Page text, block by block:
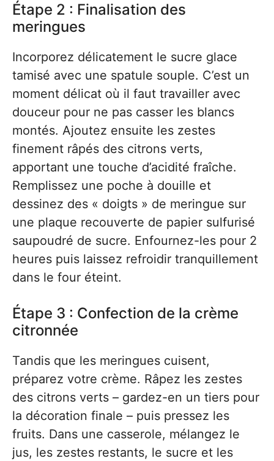
Étape 2 : Finalisation des
meringues
Incorporez délicatement le sucre glace
tamisé avec une spatule souple. C’est un
moment délicat où il faut travailler avec
douceur pour ne pas casser les blancs
montés. Ajoutez ensuite les zestes
finement râpés des citrons verts,
apportant une touche d’acidité fraîche.
Remplissez une poche à douille et
dessinez des « doigts » de meringue sur
une plaque recouverte de papier sulfurisé
saupoudré de sucre. Enfournez-les pour 2
heures puis laissez refroidir tranquillement
dans le four éteint.
Étape 3 : Confection de la crème
citronnée
Tandis que les meringues cuisent,
préparez votre crème. Râpez les zestes
des citrons verts – gardez-en un tiers pour
la décoration finale – puis pressez les
fruits. Dans une casserole, mélangez le
jus, les zestes restants, le sucre et les